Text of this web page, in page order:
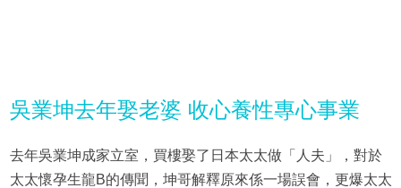
吳業坤去年娶老婆 收心養性專心事業
去年吳業坤成家立室，買樓娶了日本太太做「人夫」，對於
太太懷孕生龍B的傳聞，坤哥解釋原來係一場誤會，更爆太太